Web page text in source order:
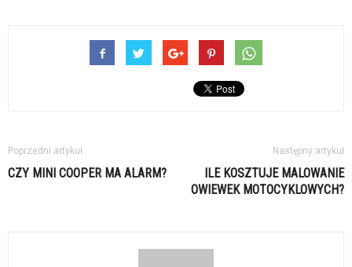
Poprzedni artykuł
CZY MINI COOPER MA ALARM?
Następny artykuł
ILE KOSZTUJE MALOWANIE
OWIEWEK MOTOCYKLOWYCH?